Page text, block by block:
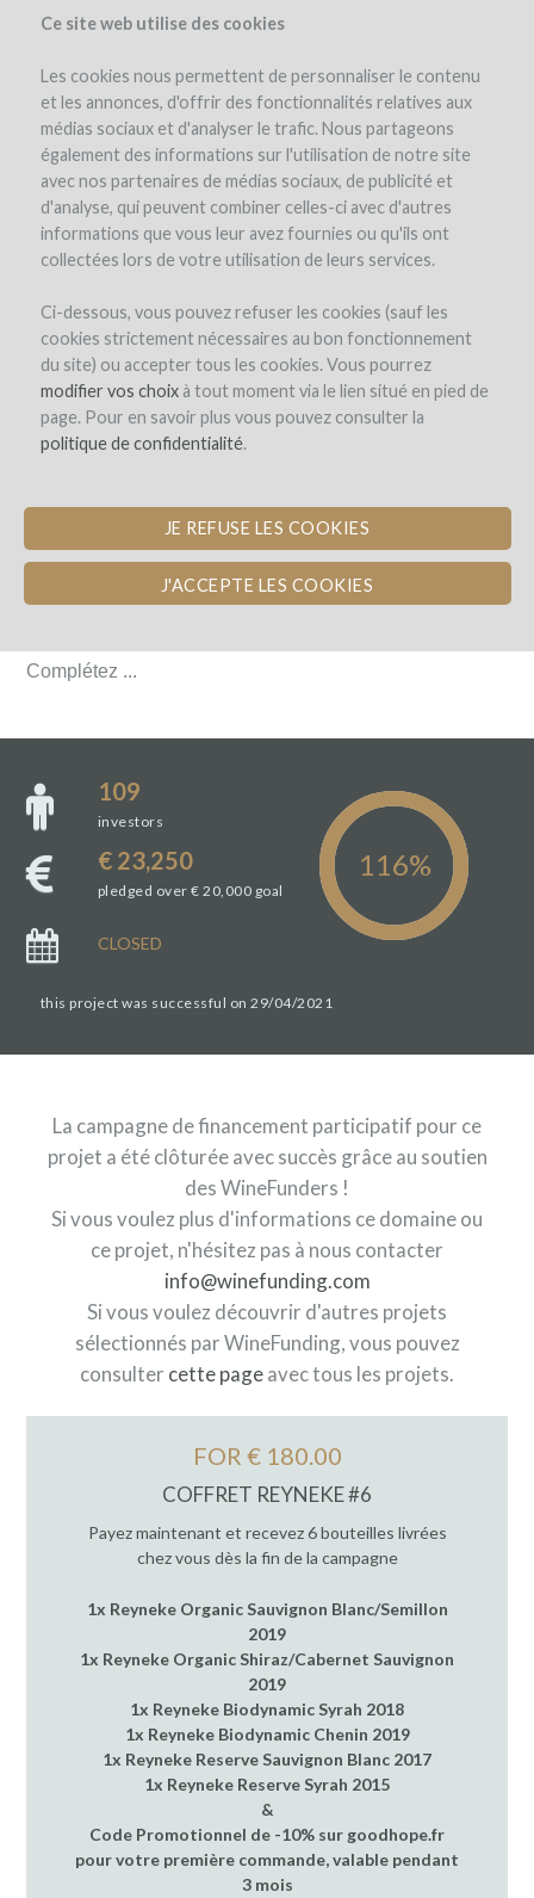
Ce site web utilise des cookies
Les cookies nous permettent de personnaliser le contenu
et les annonces, d'offrir des fonctionnalités relatives aux
médias sociaux et d'analyser le trafic. Nous partageons
également des informations sur l'utilisation de notre site
avec nos partenaires de médias sociaux, de publicité et
d'analyse, qui peuvent combiner celles-ci avec d'autres
informations que vous leur avez fournies ou qu'ils ont
collectées lors de votre utilisation de leurs services.
Ci-dessous, vous pouvez refuser les cookies (sauf les
cookies strictement nécessaires au bon fonctionnement
du site) ou accepter tous les cookies. Vous pourrez
modifier vos choixà tout moment via le lien situé en pied de
page. Pour en savoir plus vous pouvez consulter la
politique de confidentialité.
JE REFUSE LES COOKIES
J'ACCEPTE LES COOKIES
the project team expert opinion pay-back in wine
Good Hope
LAUNCHING AN ONLINE STORE FOR
SOUTH AFRICAN WINES
LE DOMAINE
LE DOMAINE
Complétez ...
109
investors
€ 23,250
pledged over € 20,000 goal
CLOSED
this project was successful on 29/04/2021
La campagne de financement participatif pour ce
projet a été clôturée avec succès grâce au soutien
des WineFunders !
Si vous voulez plus d'informations ce domaine ou
ce projet, n'hésitez pas à nous contacter
info@winefunding.com
Si vous voulez découvrir d'autres projets
sélectionnés par WineFunding, vous pouvez
consulter cette pageavec tous les projets.
FOR € 180.00
COFFRET REYNEKE #6
Payez maintenant et recevez 6 bouteilles livrées
chez vous dès la fin de la campagne
1x Reyneke Organic Sauvignon Blanc/Semillon
2019
1x Reyneke Organic Shiraz/Cabernet Sauvignon
2019
1x Reyneke Biodynamic Syrah 2018
1x Reyneke Biodynamic Chenin 2019
1x Reyneke Reserve Sauvignon Blanc 2017
1x Reyneke Reserve Syrah 2015
&
Code Promotionnel de -10% sur goodhope.fr
pour votre première commande, valable pendant
3 mois